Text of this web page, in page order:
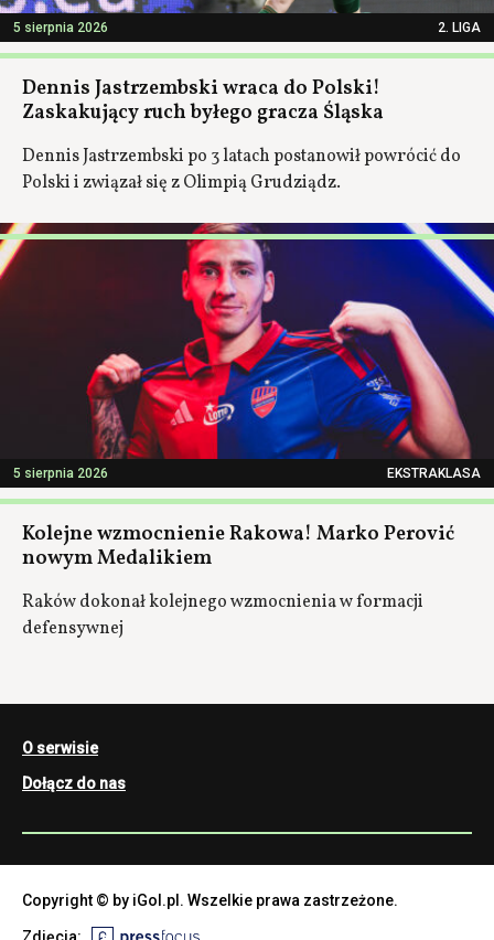
5 sierpnia 2026 2. LIGA
Dennis Jastrzembski wraca do Polski!
Zaskakujący ruch byłego gracza Śląska
Dennis Jastrzembski po 3 latach postanowił powrócić do
Polski i związał się z Olimpią Grudziądz.
5 sierpnia 2026 EKSTRAKLASA
Kolejne wzmocnienie Rakowa! Marko Perović
nowym Medalikiem
Raków dokonał kolejnego wzmocnienia w formacji
defensywnej
O serwisie
Dołącz do nas
Copyright © by iGol.pl. Wszelkie prawa zastrzeżone.
Zdjęcia: